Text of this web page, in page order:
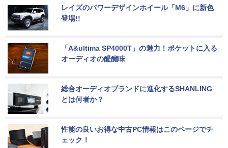
レイズのパワーデザインホイール「M6」に新色
登場!!
「A&ultima SP4000T」の魅力！ポケットに入る
オーディオの醍醐味
総合オーディオブランドに進化するSHANLING
とは何者か？
性能の良いお得な中古PC情報はこのページでチ
ェック！